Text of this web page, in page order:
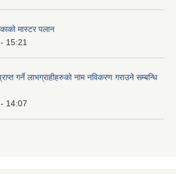
मास्टर पलान
15:21
गर्ने लाभग्राहीहरुको नाम नविकरण गराउने सम्बन्धि
14:07